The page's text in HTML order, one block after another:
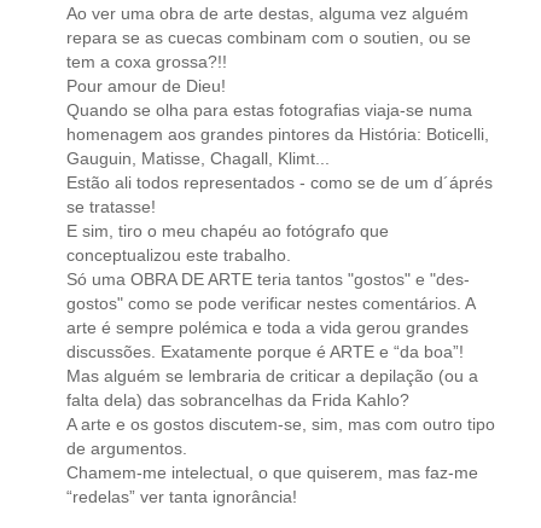
Ao ver uma obra de arte destas, alguma vez alguém
repara se as cuecas combinam com o soutien, ou se
tem a coxa grossa?!!
Pour amour de Dieu!
Quando se olha para estas fotografias viaja-se numa
homenagem aos grandes pintores da História: Boticelli,
Gauguin, Matisse, Chagall, Klimt...
Estão ali todos representados - como se de um d´áprés
se tratasse!
E sim, tiro o meu chapéu ao fotógrafo que
conceptualizou este trabalho.
Só uma OBRA DE ARTE teria tantos "gostos" e "des-
gostos" como se pode verificar nestes comentários. A
arte é sempre polémica e toda a vida gerou grandes
discussões. Exatamente porque é ARTE e “da boa”!
Mas alguém se lembraria de criticar a depilação (ou a
falta dela) das sobrancelhas da Frida Kahlo?
A arte e os gostos discutem-se, sim, mas com outro tipo
de argumentos.
Chamem-me intelectual, o que quiserem, mas faz-me
“redelas” ver tanta ignorância!